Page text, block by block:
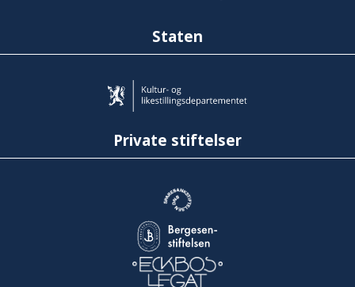
Staten
Private stiftelser